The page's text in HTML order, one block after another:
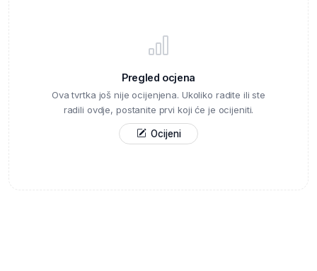
Pregled ocjena
Ova tvrtka još nije ocijenjena. Ukoliko radite ili ste
radili ovdje, postanite prvi koji će je ocijeniti.
Ocijeni